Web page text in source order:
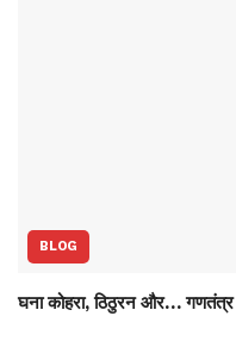
BLOG
घना कोहरा, ठिठुरन और… गणतंत्र